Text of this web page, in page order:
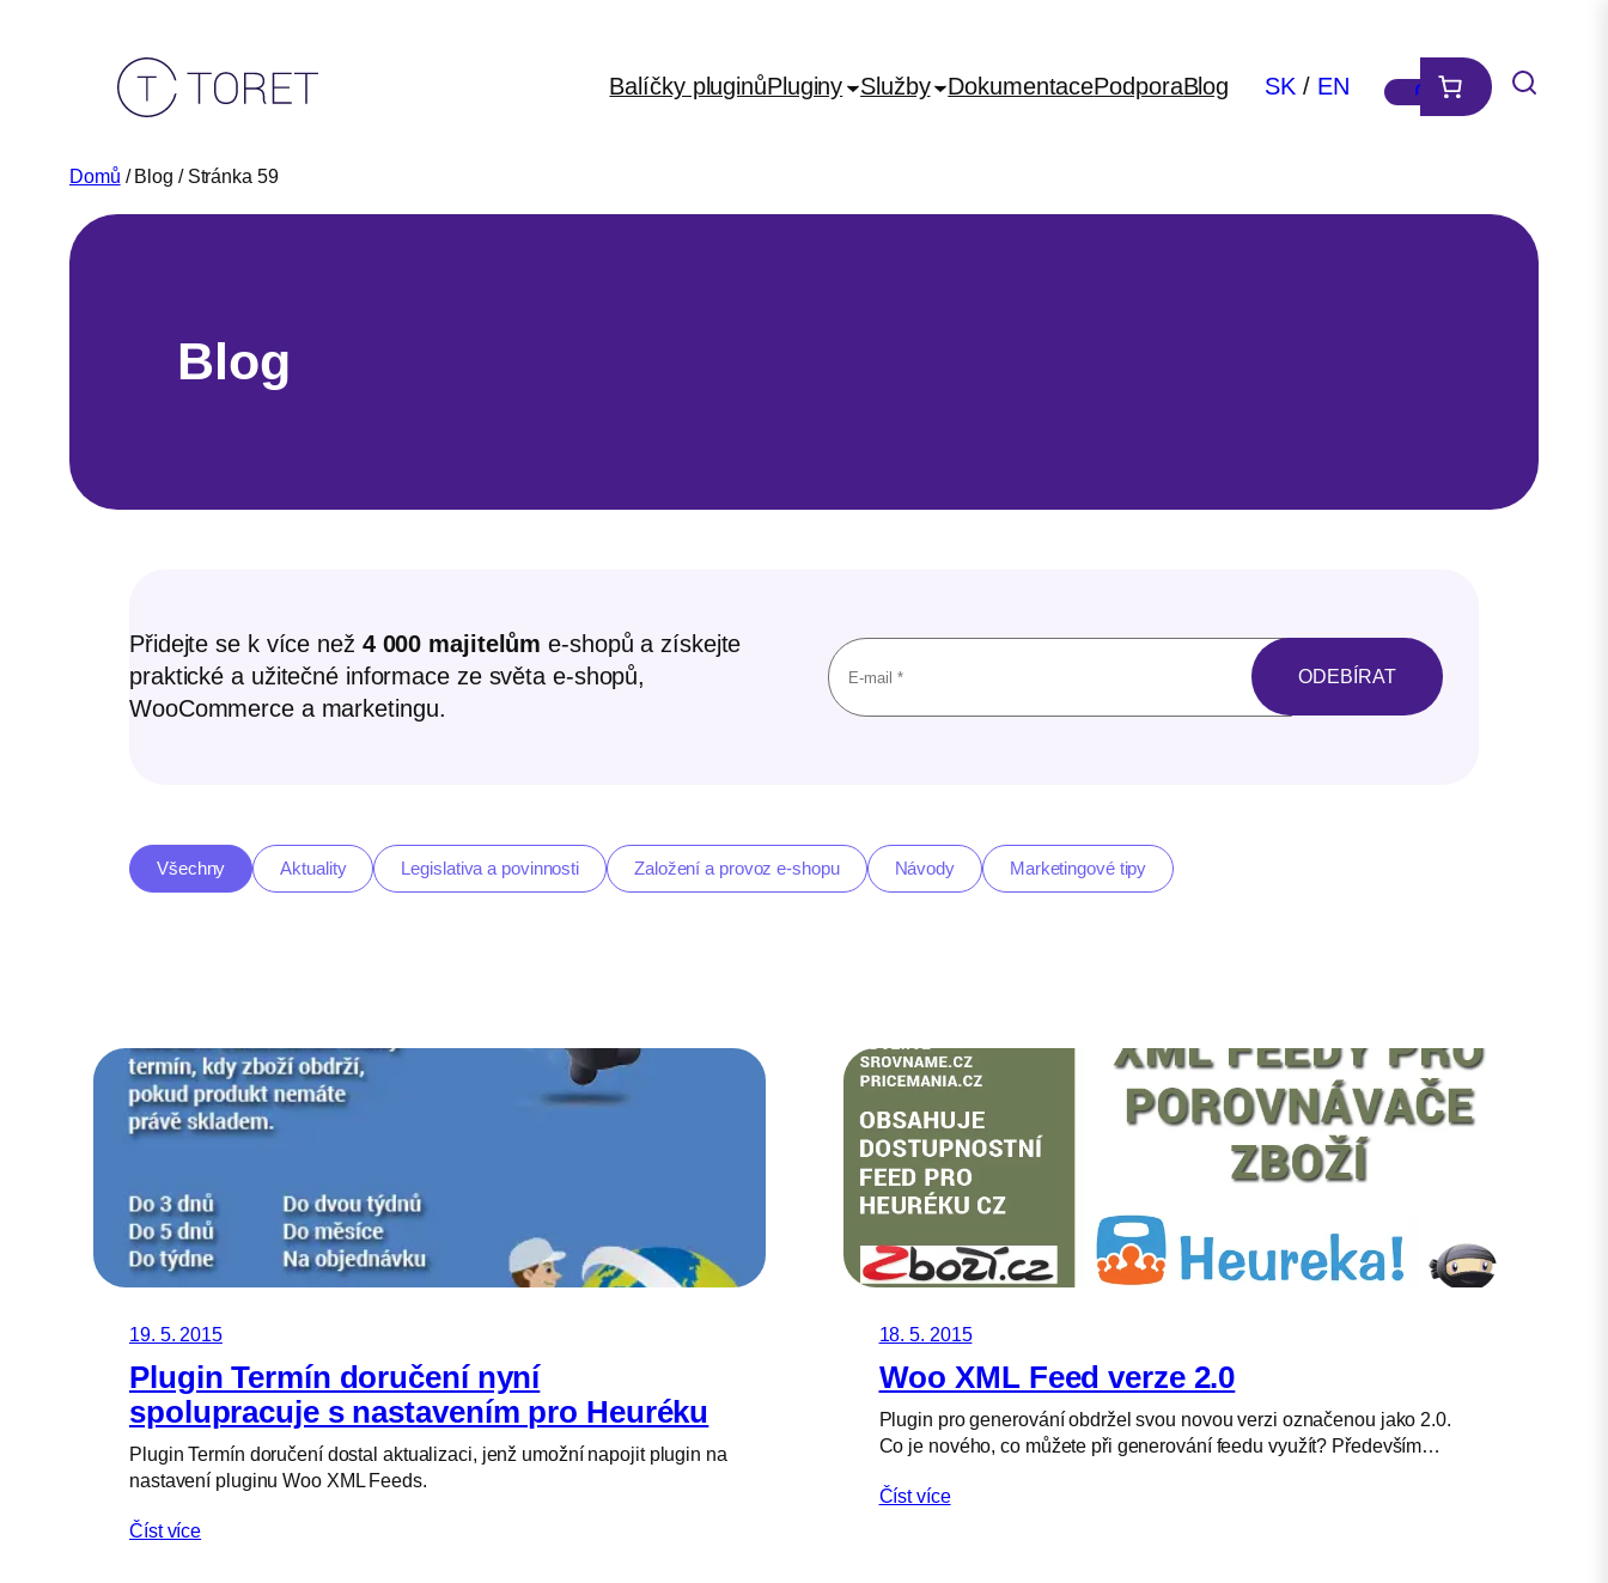
Balíčky pluginůPluginy Služby DokumentacePodporaBlog SK / EN
Domů / Blog / Stránka 59
Blog
Přidejte se k více než 4 000 majitelůme-shopů a získejte
praktické a užitečné informace ze světa e-shopů,
WooCommerce a marketingu.
Všechny Aktuality Legislativa a povinnosti Založení a provoz e-shopu Návody Marketingové tipy
19. 5. 2015
Plugin Termín doručení nyní
spolupracuje s nastavením pro Heuréku
Plugin Termín doručení dostal aktualizaci, jenž umožní napojit plugin na
nastavení pluginu Woo XML Feeds.
Číst více
18. 5. 2015
Woo XML Feed verze 2.0
Plugin pro generování obdržel svou novou verzi označenou jako 2.0.
Co je nového, co můžete při generování feedu využít? Především…
Číst více